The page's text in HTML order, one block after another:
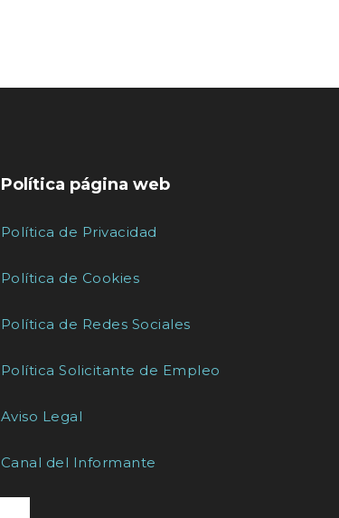
Política página web
Política de Privacidad
Política de Cookies
Política de Redes Sociales
Política Solicitante de Empleo
Aviso Legal
Canal del Informante